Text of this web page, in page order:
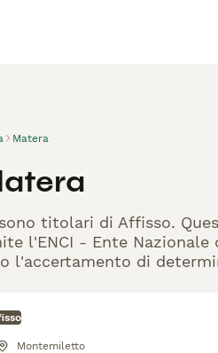
Matera
titolari di Affisso.
l'ENCI - Ente
l'accertamento di
Montemiletto